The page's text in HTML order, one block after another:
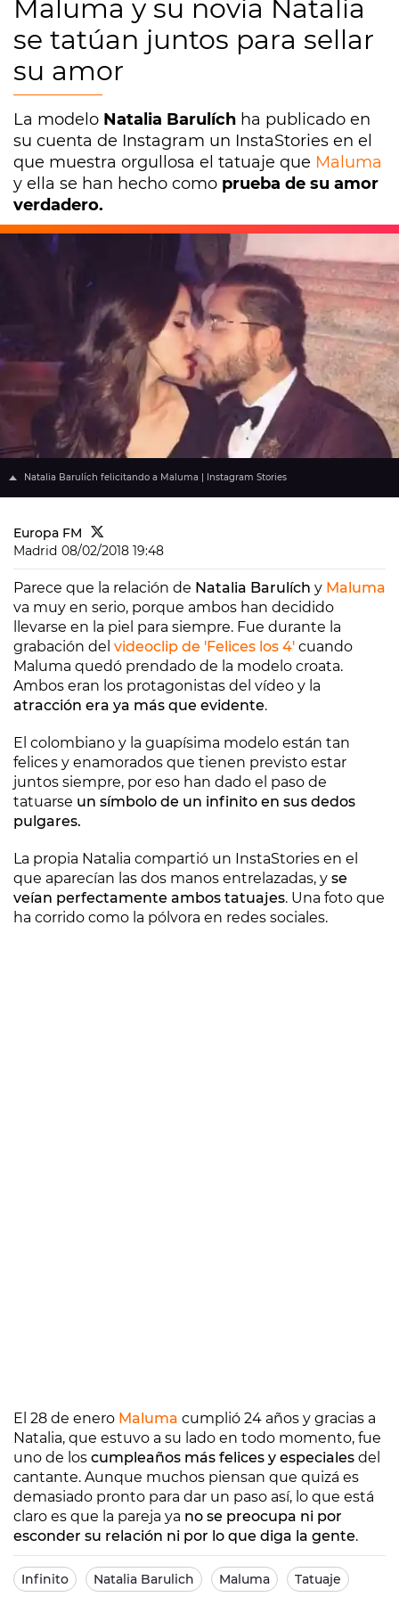
Maluma y su novia Natalia
se tatúan juntos para sellar
su amor
La modelo Natalia Barulích ha publicado en
su cuenta de Instagram un InstaStories en el
que muestra orgullosa el tatuaje que Maluma
y ella se han hecho como prueba de su amor
verdadero.
Natalia Barulích felicitando a Maluma | Instagram Stories
Europa FM
Madrid 08/02/2018 19:48
Parece que la relación de Natalia Barulích y Maluma
va muy en serio, porque ambos han decidido
llevarse en la piel para siempre. Fue durante la
grabación del videoclip de 'Felices los 4' cuando
Maluma quedó prendado de la modelo croata.
Ambos eran los protagonistas del vídeo y la
atracción era ya más que evidente.
El colombiano y la guapísima modelo están tan
felices y enamorados que tienen previsto estar
juntos siempre, por eso han dado el paso de
tatuarse un símbolo de un infinito en sus dedos
pulgares.
La propia Natalia compartió un InstaStories en el
que aparecían las dos manos entrelazadas, y se
veían perfectamente ambos tatuajes. Una foto que
ha corrido como la pólvora en redes sociales.
El 28 de enero Maluma cumplió 24 años y gracias a
Natalia, que estuvo a su lado en todo momento, fue
uno de los cumpleaños más felices y especiales del
cantante. Aunque muchos piensan que quizá es
demasiado pronto para dar un paso así, lo que está
claro es que la pareja ya no se preocupa ni por
esconder su relación ni por lo que diga la gente.
Infinito Natalia Barulich Maluma Tatuaje